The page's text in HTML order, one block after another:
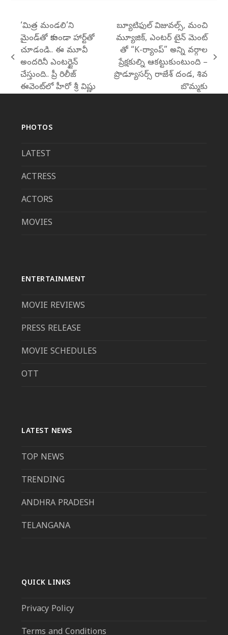
previous
post:
‘మిత్ర మండలి’ని
మైండ్‌తో కాకుండా హార్ట్‌తో
చూడండి.. ఈ మూవీ
అందరినీ ఎంటర్టైన్
చేస్తుంది.. ప్రీ రిలీజ్
ఈవెంట్‌లో హీరో శ్రీ విష్ణు
next
post:
బ్యూటిఫుల్ విజువల్స్, మంచి
మ్యూజిక్, ఎంటర్ టైన్ మెంట్
తో “K-ర్యాంప్” అన్ని వర్గాల
ప్రేక్షకుల్ని ఆకట్టుకుంటుంది –
ప్రొడ్యూసర్స్ రాజేశ్ దండ, శివ
బొమ్మకు
PHOTOS
LATEST
ACTRESS
ACTORS
MOVIES
ENTERTAINMENT
MOVIE REVIEWS
PRESS RELEASE
MOVIE SCHEDULES
OTT
LATEST NEWS
TOP NEWS
TRENDING
ANDHRA PRADESH
TELANGANA
QUICK LINKS
Privacy Policy
Terms and Conditions